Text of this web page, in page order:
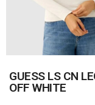
GUESS LS CN
OFF WHITE